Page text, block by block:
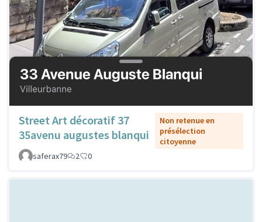
Street Art décoratif 37
35avenu augustes blanqui
Non retenue en
présélection
citoyenne
saferax79
2 0